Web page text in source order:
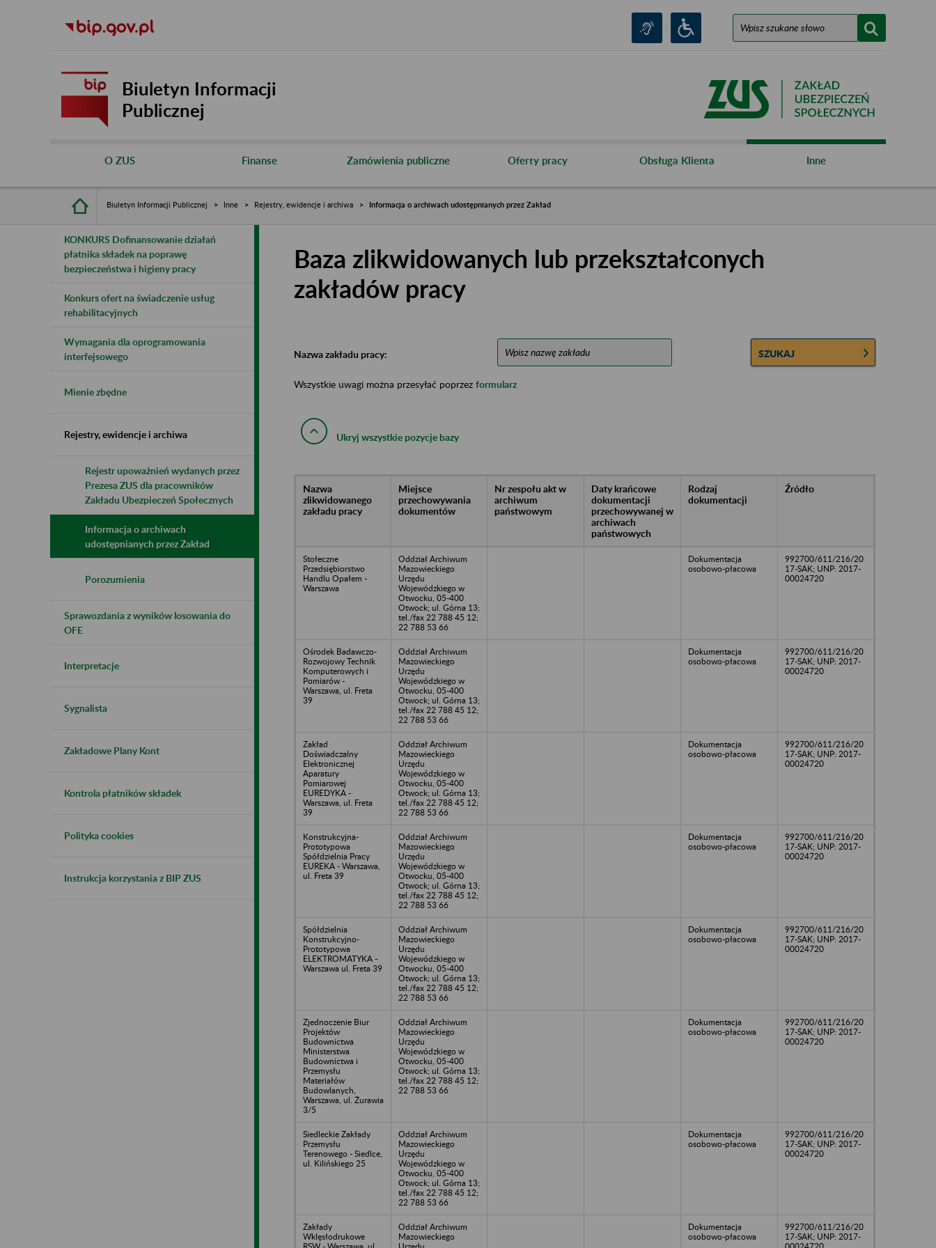
Biuletyn Informacji
Publicznej
O ZUS Finanse Zamówienia publiczne Oferty pracy Obsługa Klienta Inne
Biuletyn Informacji Publicznej Inne Rejestry, ewidencje i archiwa Informacja o archiwach udostępnianych przez Zakład
KONKURS Dofinansowanie działań
płatnika składek na poprawę
bezpieczeństwa i higieny pracy
Konkurs ofert na świadczenie usług
rehabilitacyjnych
Wymagania dla oprogramowania
interfejsowego
Mienie zbędne
Rejestry, ewidencje i archiwa
Rejestr upoważnień wydanych przez
Prezesa ZUS dla pracowników
Zakładu Ubezpieczeń Społecznych
Informacja o archiwach
udostępnianych przez Zakład
Porozumienia
Sprawozdania z wyników losowania do
OFE
Interpretacje
Sygnalista
Zakładowe Plany Kont
Kontrola płatników składek
Polityka cookies
Instrukcja korzystania z BIP ZUS
Baza zlikwidowanych lub przekształconych
zakładów pracy
Nazwa zakładu pracy: SZUKAJ
Wszystkie uwagi można przesyłać poprzez formularz
Ukryj wszystkie pozycje bazy
Nazwa
zlikwidowanego
zakładu pracy
Miejsce
przechowywania
dokumentów
Nr zespołu akt w
archiwum
państwowym
Daty krańcowe
dokumentacji
przechowywanej w
archiwach
państwowych
Rodzaj
dokumentacji
Źródło
Stołeczne
Przedsiębiorstwo
Handlu Opałem -
Warszawa
Oddział Archiwum
Mazowieckiego
Urzędu
Wojewódzkiego w
Otwocku, 05-400
Otwock; ul. Górna 13;
tel./fax 22 788 45 12;
22 788 53 66
Dokumentacja
osobowo-płacowa
992700/611/216/20
17-SAK; UNP: 2017-
00024720
Ośrodek Badawczo-
Rozwojowy Technik
Komputerowych i
Pomiarów -
Warszawa, ul. Freta
39
Oddział Archiwum
Mazowieckiego
Urzędu
Wojewódzkiego w
Otwocku, 05-400
Otwock; ul. Górna 13;
tel./fax 22 788 45 12;
22 788 53 66
Dokumentacja
osobowo-płacowa
992700/611/216/20
17-SAK; UNP: 2017-
00024720
Zakład
Doświadczalny
Elektronicznej
Aparatury
Pomiarowej
EUREDYKA -
Warszawa, ul. Freta
39
Oddział Archiwum
Mazowieckiego
Urzędu
Wojewódzkiego w
Otwocku, 05-400
Otwock; ul. Górna 13;
tel./fax 22 788 45 12;
22 788 53 66
Dokumentacja
osobowo-płacowa
992700/611/216/20
17-SAK; UNP: 2017-
00024720
Konstrukcyjna-
Prototypowa
Spółdzielnia Pracy
EUREKA - Warszawa,
ul. Freta 39
Oddział Archiwum
Mazowieckiego
Urzędu
Wojewódzkiego w
Otwocku, 05-400
Otwock; ul. Górna 13;
tel./fax 22 788 45 12;
22 788 53 66
Dokumentacja
osobowo-płacowa
992700/611/216/20
17-SAK; UNP: 2017-
00024720
Spółdzielnia
Konstrukcyjno-
Prototypowa
ELEKTROMATYKA -
Warszawa ul. Freta 39
Oddział Archiwum
Mazowieckiego
Urzędu
Wojewódzkiego w
Otwocku, 05-400
Otwock; ul. Górna 13;
tel./fax 22 788 45 12;
22 788 53 66
Dokumentacja
osobowo-płacowa
992700/611/216/20
17-SAK; UNP: 2017-
00024720
Zjednoczenie Biur
Projektów
Budownictwa
Ministerstwa
Budownictwa i
Przemysłu
Materiałów
Budowlanych,
Warszawa, ul. Żurawia
3/5
Oddział Archiwum
Mazowieckiego
Urzędu
Wojewódzkiego w
Otwocku, 05-400
Otwock; ul. Górna 13;
tel./fax 22 788 45 12;
22 788 53 66
Dokumentacja
osobowo-płacowa
992700/611/216/20
17-SAK; UNP: 2017-
00024720
Siedleckie Zakłady
Przemysłu
Terenowego - Siedlce,
ul. Kilińskiego 25
Oddział Archiwum
Mazowieckiego
Urzędu
Wojewódzkiego w
Otwocku, 05-400
Otwock; ul. Górna 13;
tel./fax 22 788 45 12;
22 788 53 66
Dokumentacja
osobowo-płacowa
992700/611/216/20
17-SAK; UNP: 2017-
00024720
Zakłady
Wklęsłodrukowe
Oddział Archiwum
Mazowieckiego
Dokumentacja
osobowo-płacowa
992700/611/216/20
17-SAK; UNP: 2017-